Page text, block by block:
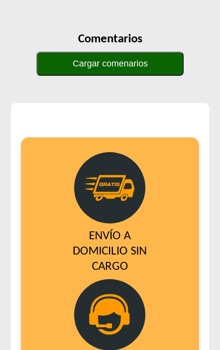
Comentarios
Cargar comenarios
ENVÍO A
DOMICILIO SIN
CARGO